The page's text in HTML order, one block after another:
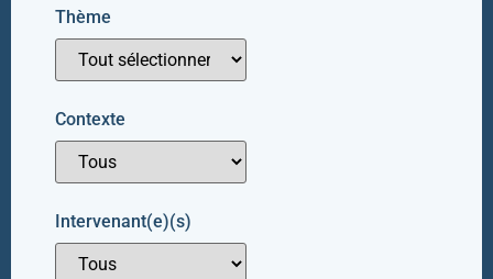
Thème
Contexte
Intervenant(e)(s)